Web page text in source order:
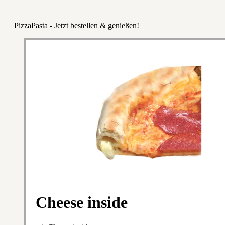
PizzaPasta - Jetzt bestellen & genießen!
Cheese inside